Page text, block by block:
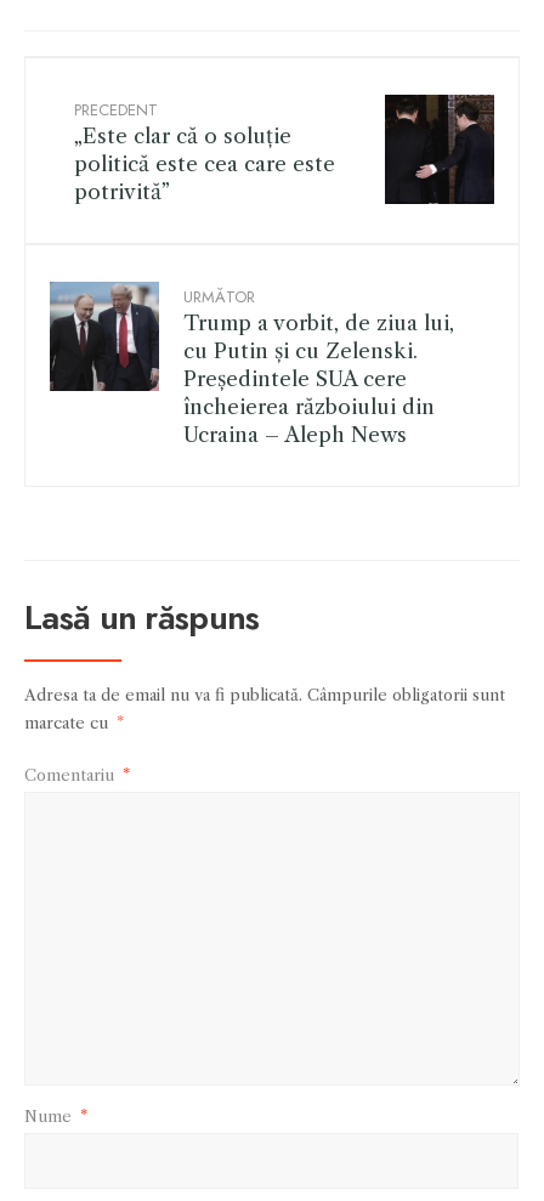
PRECEDENT
„Este clar că o soluție
politică este cea care este
potrivită”
URMĂTOR
Trump a vorbit, de ziua lui,
cu Putin și cu Zelenski.
Președintele SUA cere
încheierea războiului din
Ucraina – Aleph News
Lasă un răspuns
Adresa ta de email nu va fi publicată. Câmpurile obligatorii sunt
marcate cu *
Comentariu *
Nume *